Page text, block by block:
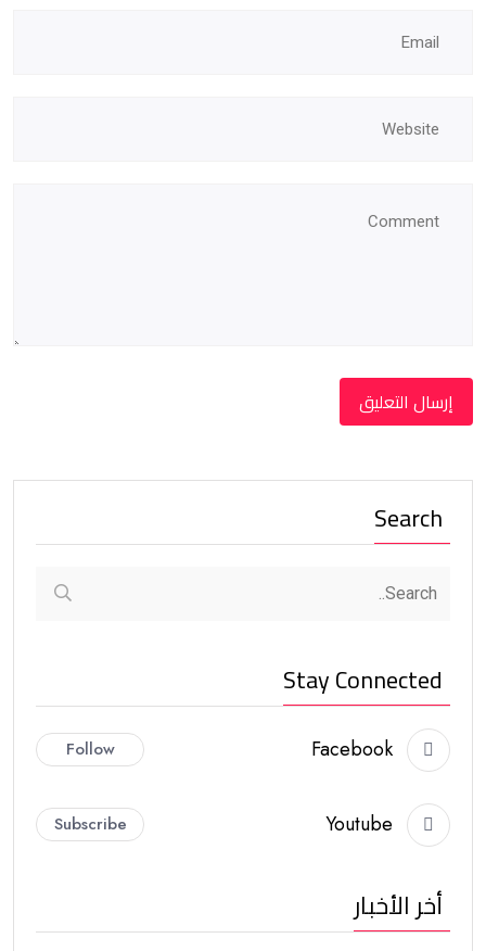
Search
Stay Connected
Facebook
Follow
Youtube
Subscribe
أخر الأخبار